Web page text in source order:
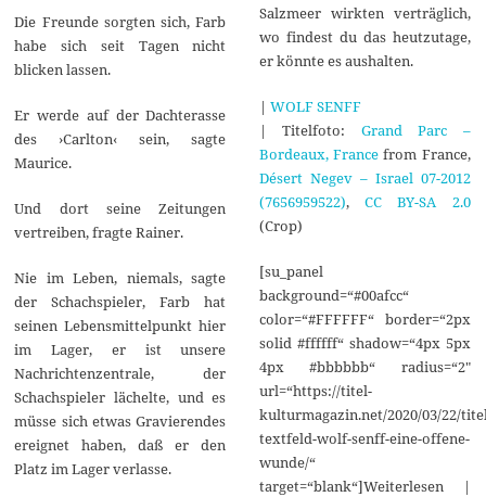
Die Freunde sorgten sich, Farb
habe sich seit Tagen nicht
blicken lassen.
Er werde auf der Dachterasse
des ›Carlton‹ sein, sagte
Maurice.
Und dort seine Zeitungen
vertreiben, fragte Rainer.
Nie im Leben, niemals, sagte
der Schachspieler, Farb hat
seinen Lebensmittelpunkt hier
im Lager, er ist unsere
Nachrichtenzentrale, der
Schachspieler lächelte, und es
müsse sich etwas Gravierendes
ereignet haben, daß er den
Platz im Lager verlasse.
Salzmeer wirkten verträglich,
wo findest du das heutzutage,
er könnte es aushalten.
| WOLF SENFF
| Titelfoto: Grand Parc –
Bordeaux, Francefrom France,
Désert Negev – Israel 07-2012
(7656959522), CC BY-SA 2.0
(Crop)
[su_panel
background=“#00afcc“
color=“#FFFFFF“ border=“2px
solid #ffffff“ shadow=“4px 5px
4px #bbbbbb“ radius=“2″
url=“https://titel-
kulturmagazin.net/2020/03/22/
textfeld-wolf-senff-eine-offene-
wunde/“
target=“blank“]Weiterlesen |